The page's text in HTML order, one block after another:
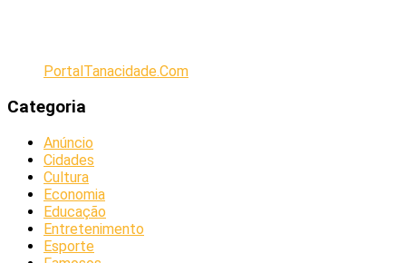
PortalTanacidade.Com
Categoria
Anúncio
Cidades
Cultura
Economia
Educação
Entretenimento
Esporte